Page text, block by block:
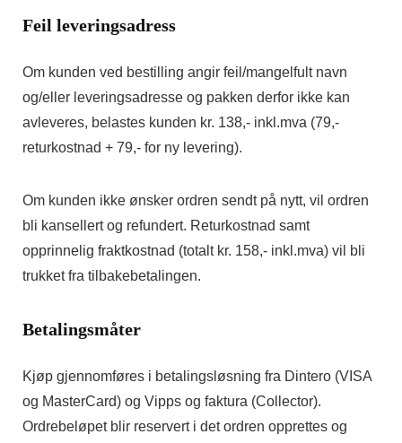
Feil leveringsadress
Om kunden ved bestilling angir feil/mangelfult navn
og/eller leveringsadresse og pakken derfor ikke kan
avleveres, belastes kunden kr. 138,- inkl.mva (79,-
returkostnad + 79,- for ny levering).
Om kunden ikke ønsker ordren sendt på nytt, vil ordren
bli kansellert og refundert. Returkostnad samt
opprinnelig fraktkostnad (totalt kr. 158,- inkl.mva) vil bli
trukket fra tilbakebetalingen.
Betalingsmåter
Kjøp gjennomføres i betalingsløsning fra Dintero (VISA
og MasterCard) og Vipps og faktura (Collector).
Ordrebeløpet blir reservert i det ordren opprettes og